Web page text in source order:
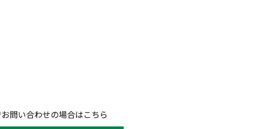
問い合わせの場合はこちら